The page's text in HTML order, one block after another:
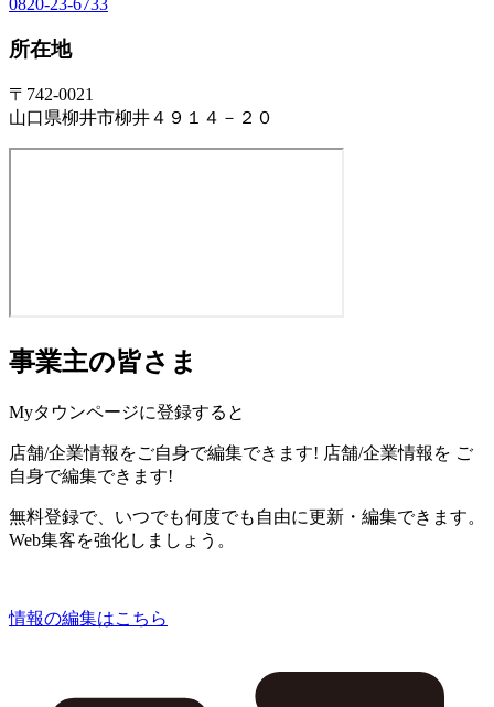
所在地
〒742-0021
山口県柳井市柳井４９１４－２０
事業主の皆さま
Myタウンページに登録すると
店舗/企業情報をご自身で編集できます! 店舗/企業情報を ご
自身で編集できます!
無料登録で、いつでも何度でも自由に更新・編集できます。
Web集客を強化しましょう。
情報の編集はこちら